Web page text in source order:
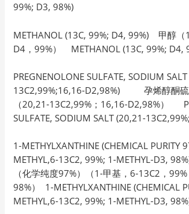
99%; D3, 98%)
METHANOL (13C, 99%; D4, 99%) 甲醇（
D4，99%） METHANOL (13C, 99%; D4,
PREGNENOLONE SULFATE, SODIUM
13C2,99%;16,16-D2,98%) 孕烯醇酮硫
（20,21-13C2,99%；16,16-D2,98%）
SULFATE, SODIUM SALT (20,21-
1-METHYLXANTHINE (CHEMICAL PURITY
METHYL,6-13C2, 99%; 1-METHYL-D3,
（化学纯度97%）（1-甲基，6-13C2，
98%） 1-METHYLXANTHINE (CHEMICAL
METHYL,6-13C2, 99%; 1-METHYL-D3,